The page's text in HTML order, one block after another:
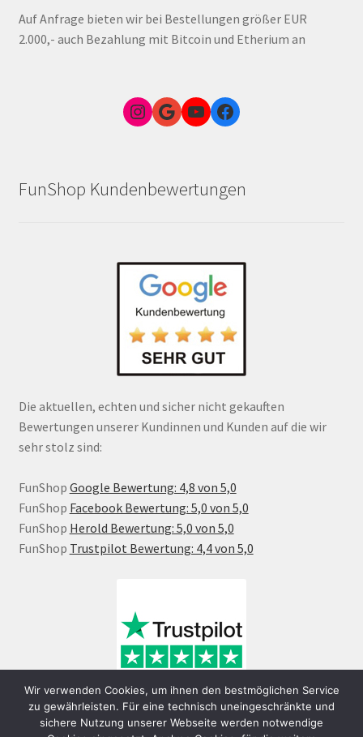
Auf Anfrage bieten wir bei Bestellungen größer EUR
2.000,- auch Bezahlung mit Bitcoin und Etherium an
Instagram
Google Link zum FunShop WienYouTubeFacebook
FunShop Kundenbewertungen
Die aktuellen, echten und sicher nicht gekauften
Bewertungen unserer Kundinnen und Kunden auf die wir
sehr stolz sind:
FunShop Google Bewertung: 4,8 von 5,0
FunShop Facebook Bewertung: 5,0 von 5,0
FunShop Herold Bewertung: 5,0 von 5,0
FunShop Trustpilot Bewertung: 4,4 von 5,0
Wir verwenden Cookies, um ihnen den bestmöglichen Service
zu gewährleisten. Für eine technisch uneingeschränkte und
sichere Nutzung unserer Webseite werden notwendige